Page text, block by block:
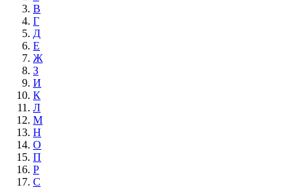
В
Г
Д
Е
Ж
З
И
К
Л
М
Н
О
П
Р
С